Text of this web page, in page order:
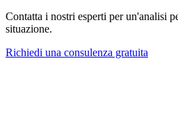
Contatta i nostri esperti per un'analisi
situazione.
Richiedi una consulenza gratuita